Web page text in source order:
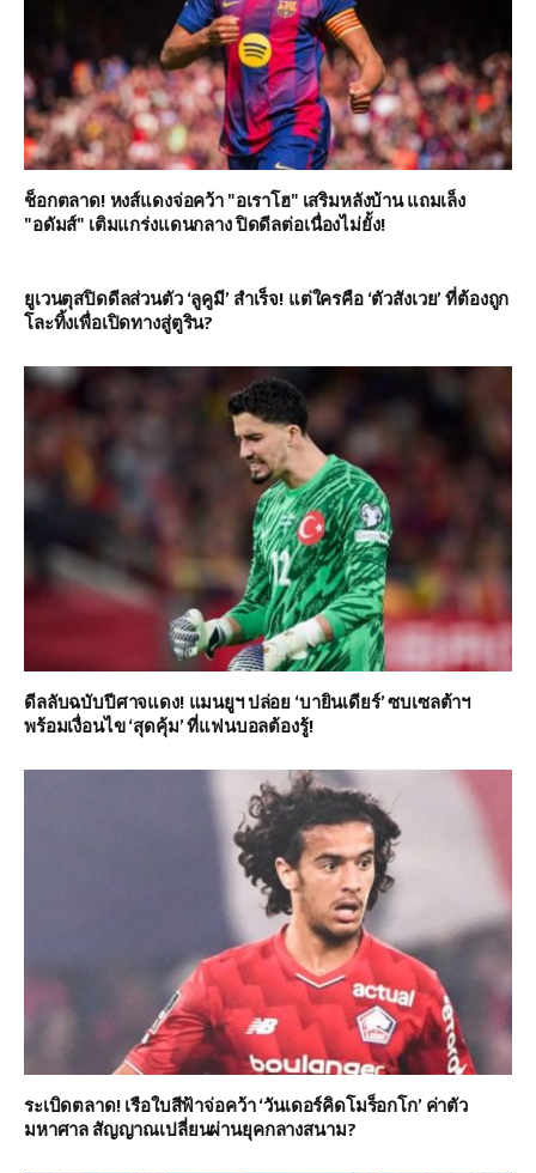
ช็อกตลาด! หงส์แดงจ่อคว้า "อเราโฮ" เสริมหลังบ้าน แถมเล็ง
"อดัมส์" เติมแกร่งแดนกลาง ปิดดีลต่อเนื่องไม่ยั้ง!
ยูเวนตุสปิดดีลส่วนตัว ‘ลูคูมี’ สำเร็จ! แต่ใครคือ ‘ตัวสังเวย’ ที่ต้องถูก
โละทิ้งเพื่อเปิดทางสู่ตูริน?
ดีลลับฉบับปีศาจแดง! แมนยูฯ ปล่อย ‘บายินเดียร์’ ซบเซลต้าฯ
พร้อมเงื่อนไข ‘สุดคุ้ม’ ที่แฟนบอลต้องรู้!
ระเบิดตลาด! เรือใบสีฟ้าจ่อคว้า ‘วันเดอร์คิดโมร็อกโก’ ค่าตัว
มหาศาล สัญญาณเปลี่ยนผ่านยุคกลางสนาม?